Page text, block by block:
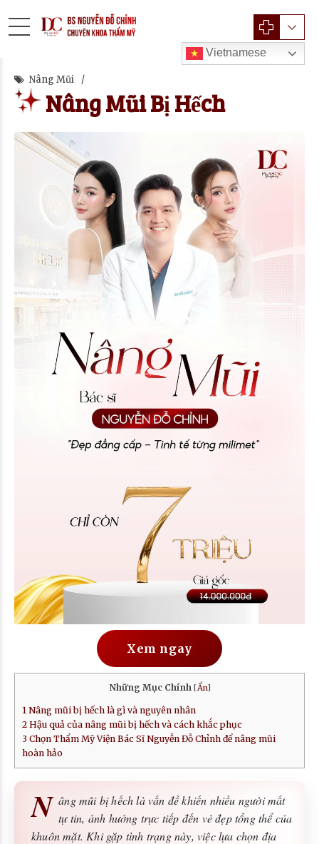
Vietnamese
Nâng Mũi
Nâng Mũi Bị Hếch
Xem ngay
Những Mục Chính [Ẩn]
1 Nâng mũi bị hếch là gì và nguyên nhân
2 Hậu quả của nâng mũi bị hếch và cách khắc phục
3 Chọn Thẩm Mỹ Viện Bác Sĩ Nguyễn Đỗ Chỉnh để nâng mũi
hoàn hảo
N âng mũi bị hếch là vấn đề khiến nhiều người mất
tự tin, ảnh hưởng trực tiếp đến vẻ đẹp tổng thể của
khuôn mặt. Khi gặp tình trạng này, việc lựa chọn địa